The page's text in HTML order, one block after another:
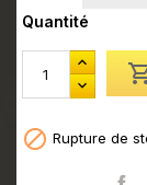
Quantité
 Rupture de